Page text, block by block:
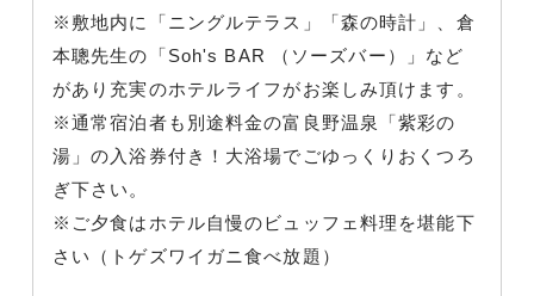
※敷地内に「ニングルテラス」「森の時計」、倉
本聰先生の「Soh's BAR （ソーズバー）」など
があり充実のホテルライフがお楽しみ頂けます。
※通常宿泊者も別途料金の富良野温泉「紫彩の
湯」の入浴券付き！大浴場でごゆっくりおくつろ
ぎ下さい。
※ご夕食はホテル自慢のビュッフェ料理を堪能下
さい（トゲズワイガニ食べ放題）